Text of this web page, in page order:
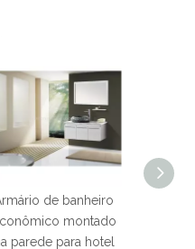
Armário de banho
dourado de aço
inoxidável 304 do